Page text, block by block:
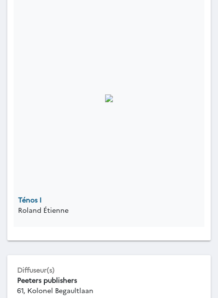
Ténos I
Roland Étienne
Diffuseur(s)
Peeters publishers
61, Kolonel Begaultlaan